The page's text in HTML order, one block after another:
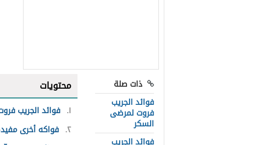
ذات صلة
فوائد الجريب
فروت لمرضى
السكر
فوائد الجريب
محتويات
١ فوائد الجريب
٢ فواكه أخرى